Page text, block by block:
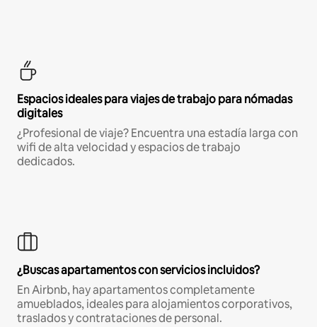
Espacios ideales para viajes de trabajo para nómadas
digitales
¿Profesional de viaje? Encuentra una estadía larga con
wifi de alta velocidad y espacios de trabajo
dedicados.
¿Buscas apartamentos con servicios incluidos?
En Airbnb, hay apartamentos completamente
amueblados, ideales para alojamientos corporativos,
traslados y contrataciones de personal.